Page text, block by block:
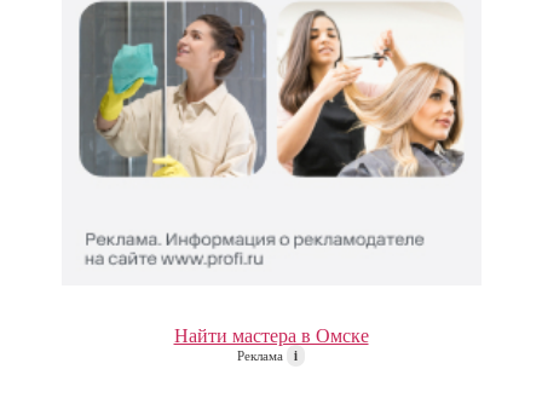
Найти мастера в Омске
Реклама i